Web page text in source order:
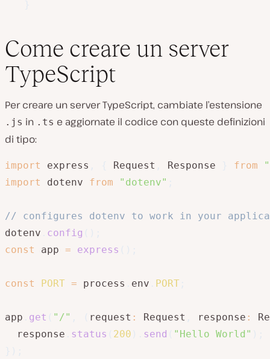
Come creare un server
TypeScript
Per creare un server TypeScript, cambiate l’estensione
.js in .ts e aggiornate il codice con queste definizioni
di tipo:
import express Request Response from
import
dotenv from "dotenv"
// configures dotenv to work in your
dotenv
config
const
app = express
const PORT = process env PORT
app get "/" request : Request response :
  response
status 200 send "Hello World"